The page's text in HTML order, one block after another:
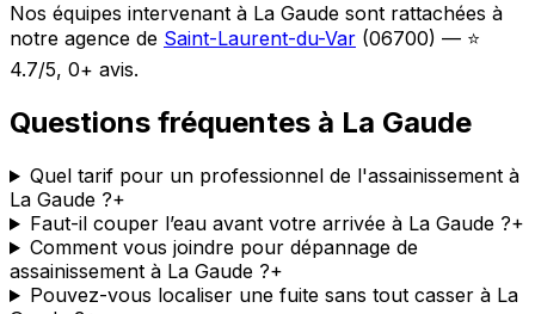
Nos équipes intervenant à La Gaude sont rattachées à
notre agence de Saint-Laurent-du-Var (06700) — ⭐
4.7/5, 0+ avis.
Questions fréquentes à La Gaude
Quel tarif pour un professionnel de l'assainissement à
La Gaude ?+
Faut-il couper l’eau avant votre arrivée à La Gaude ?+
Comment vous joindre pour dépannage de
assainissement à La Gaude ?+
Pouvez-vous localiser une fuite sans tout casser à La